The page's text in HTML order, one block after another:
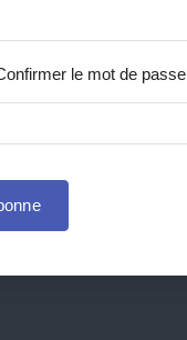
le mot de passe